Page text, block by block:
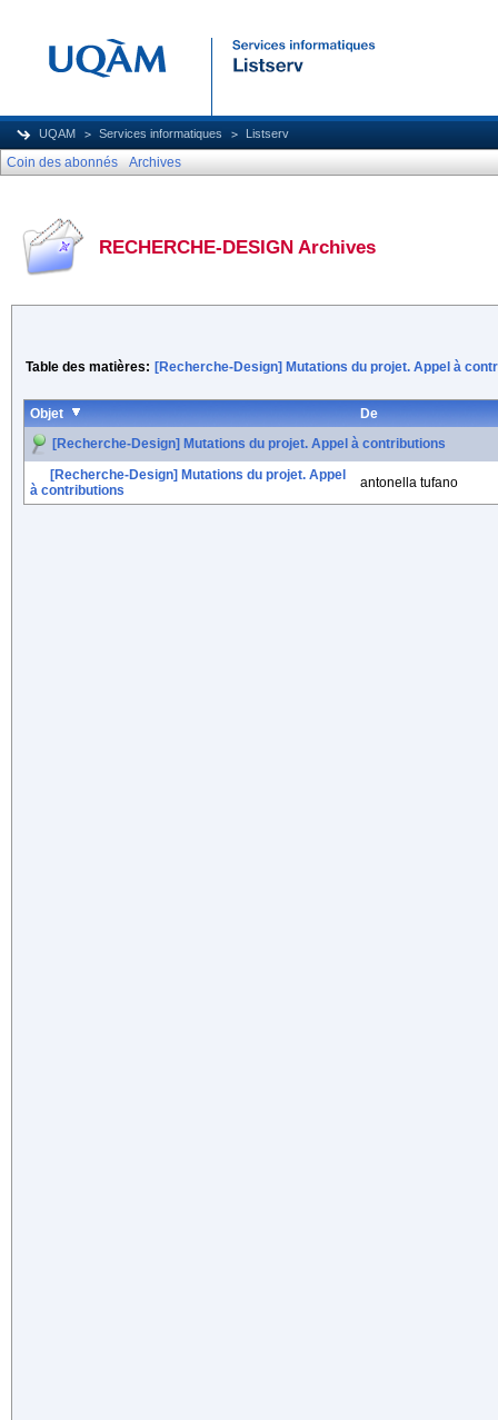
UQAM Services informatiques Listserv
Coin des abonnés Archives
RECHERCHE-DESIGN Archives
Table des matières: [Recherche-Design] Mutations du projet. Appel à
Objet
De
[Recherche-Design] Mutations du projet. Appel à contributions
[Recherche-Design] Mutations du projet. Appel
à contributions
antonella tufano